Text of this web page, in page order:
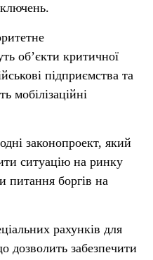
об’єкти критичної
підприємства та
мобілізаційні
законопроект, який
ситуацію на ринку
питання боргів на
рахунків для
дозволить забезпечити